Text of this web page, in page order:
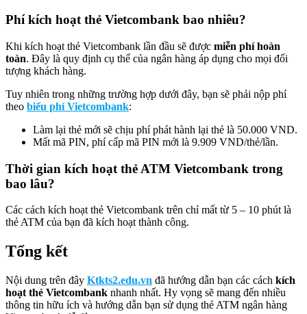
Phí kích hoạt thẻ Vietcombank bao nhiêu?
Khi kích hoạt thẻ Vietcombank lần đầu sẽ được miễn phí hoàn
toàn. Đây là quy định cụ thể của ngân hàng áp dụng cho mọi đối
tượng khách hàng.
Tuy nhiên trong những trường hợp dưới đây, bạn sẽ phải nộp phí
theo biểu phí Vietcombank:
Làm lại thẻ mới sẽ chịu phí phát hành lại thẻ là 50.000 VND.
Mất mã PIN, phí cấp mã PIN mới là 9.909 VND/thẻ/lần.
Thời gian kích hoạt thẻ ATM Vietcombank trong
bao lâu?
Các cách kích hoạt thẻ Vietcombank trên chỉ mất từ 5 – 10 phút là
thẻ ATM của bạn đã kích hoạt thành công.
Tổng kết
Nội dung trên đây Ktkts2.edu.vn đã hướng dẫn bạn các cách kích
hoạt thẻ Vietcombank nhanh nhất. Hy vọng sẽ mang đến nhiều
thông tin hữu ích và hướng dẫn bạn sử dụng thẻ ATM ngân hàng